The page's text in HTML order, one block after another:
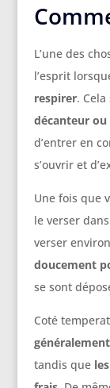
L’une des
l’esprit
respirer.
décanteur ou
d’entrer en
s’ouvrir et
Une fois que
le verser
verser
doucement
se sont
Coté
tandis que